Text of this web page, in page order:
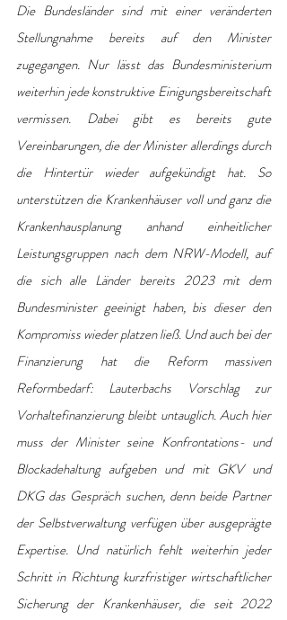
Die Bundesländer sind mit einer veränderten
Stellungnahme bereits auf den Minister
zugegangen. Nur lässt das Bundesministerium
weiterhin jede konstruktive Einigungsbereitschaft
vermissen. Dabei gibt es bereits gute
Vereinbarungen, die der Minister allerdings durch
die Hintertür wieder aufgekündigt hat. So
unterstützen die Krankenhäuser voll und ganz die
Krankenhausplanung anhand einheitlicher
Leistungsgruppen nach dem NRW-Modell, auf
die sich alle Länder bereits 2023 mit dem
Bundesminister geeinigt haben, bis dieser den
Kompromiss wieder platzen ließ. Und auch bei der
Finanzierung hat die Reform massiven
Reformbedarf: Lauterbachs Vorschlag zur
Vorhaltefinanzierung bleibt untauglich. Auch hier
muss der Minister seine Konfrontations- und
Blockadehaltung aufgeben und mit GKV und
DKG das Gespräch suchen, denn beide Partner
der Selbstverwaltung verfügen über ausgeprägte
Expertise. Und natürlich fehlt weiterhin jeder
Schritt in Richtung kurzfristiger wirtschaftlicher
Sicherung der Krankenhäuser, die seit 2022